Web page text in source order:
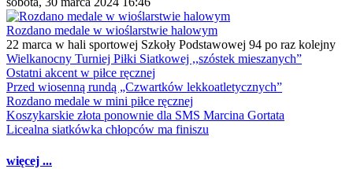
Rozdano medale w wioślarstwie halowym
22 marca w hali sportowej Szkoły Podstawowej 94 po raz kolejny
Wielkanocny Turniej Piłki Siatkowej ,,szóstek mieszanych”
Ostatni akcent w piłce ręcznej
Przed wiosenną rundą „Czwartków lekkoatletycznych”
Rozdano medale w mini piłce ręcznej
Koszykarskie złota ponownie dla SMS Marcina Gortata
Licealna siatkówka chłopców ma finiszu
więcej ...